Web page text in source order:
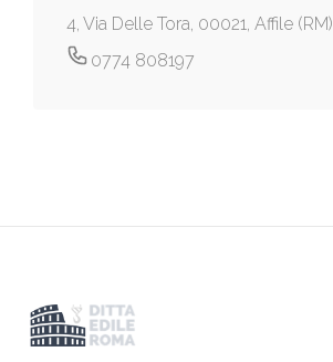
4, Via Delle Tora, 00021, Affile (RM)
0774 808197